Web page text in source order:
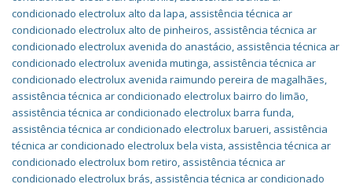
condicionado electrolux alto da lapa, assistência técnica ar
condicionado electrolux alto de pinheiros, assistência técnica ar
condicionado electrolux avenida do anastácio, assistência técnica ar
condicionado electrolux avenida mutinga, assistência técnica ar
condicionado electrolux avenida raimundo pereira de magalhães,
assistência técnica ar condicionado electrolux bairro do limão,
assistência técnica ar condicionado electrolux barra funda,
assistência técnica ar condicionado electrolux barueri, assistência
técnica ar condicionado electrolux bela vista, assistência técnica ar
condicionado electrolux bom retiro, assistência técnica ar
condicionado electrolux brás, assistência técnica ar condicionado